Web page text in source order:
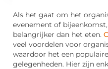
Als het gaat om het
evenement of
belangrijker dan het eten.
veel voordelen voor
waardoor het een
gelegenheden. Hier zijn